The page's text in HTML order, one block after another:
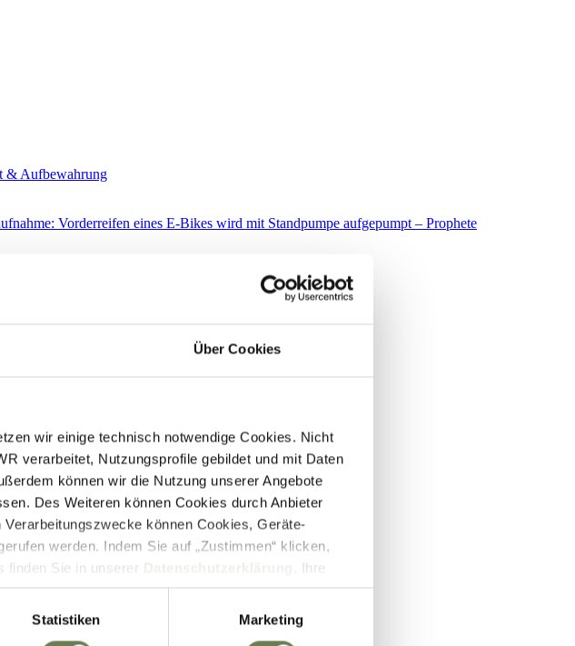
Über Cookies
wir einige technisch notwendige Cookies. Nicht
verarbeitet, Nutzungsprofile gebildet und mit Daten
können wir die Nutzung unserer Angebote
Des Weiteren können Cookies durch Anbieter
können Cookies, Geräte-
werden. Indem Sie auf „Zustimmen“ klicken,
finden Sie in unserer Datenschutzerklärung
. Ihre
außerhalb des EWR wie zum Beispiel
Dienst keine Zertifizierung nach dem EU-US
zu Kontroll- und Überwachungszwecken auf
Statistiken Marketing
& Aufbewahrung
E-Bike Akkus & Ladegeräte